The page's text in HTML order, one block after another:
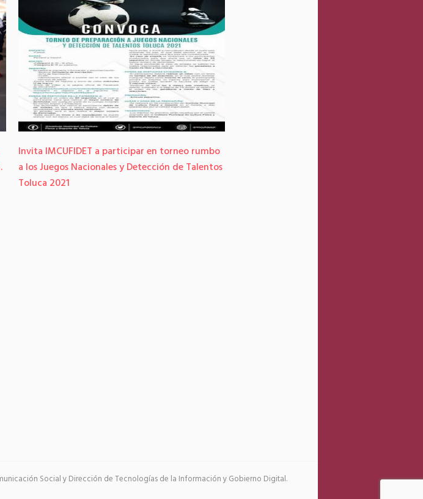
Invita IMCUFIDET a participar en torneo rumbo
a los Juegos Nacionales y Detección de Talentos
Toluca 2021
Social y Dirección de Tecnologías de la Información y Gobierno Digital.